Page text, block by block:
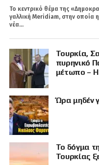
Το κεντρικό θέμα της
γαλλική Meridiam, στην οποία
νέα...
Τουρκία,
πυρηνικό
μέτωπο – Η
Ώρα μηδέν
Το δόγμα
Τουρκίας